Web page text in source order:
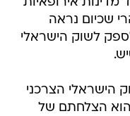
שכיום נראה
לשוק הישראלי
הישראלי הצרכני
הוא הצלחתם של